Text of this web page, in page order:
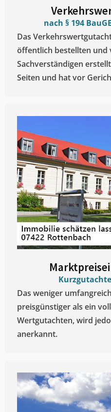
nach § 194
Das
öffentlich bestellten und
Sachverständigen
Seiten und hat vor
Das weniger
preisgünstiger als ein
Wertgutachten, wird
anerkannt.